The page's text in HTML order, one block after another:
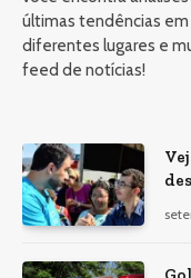
últimas tendências
diferentes lugares e
feed de notícias!